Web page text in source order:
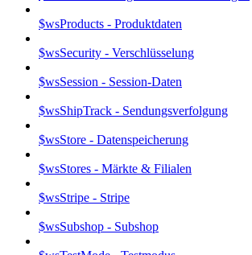
$wsProducts - Produktdaten
$wsSecurity - Verschlüsselung
$wsSession - Session-Daten
$wsShipTrack - Sendungsverfolgung
$wsStore - Datenspeicherung
$wsStores - Märkte & Filialen
$wsStripe - Stripe
$wsSubshop - Subshop